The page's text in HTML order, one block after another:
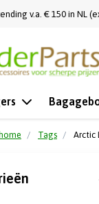
v.a. € 150 in NL
Tags Arctic